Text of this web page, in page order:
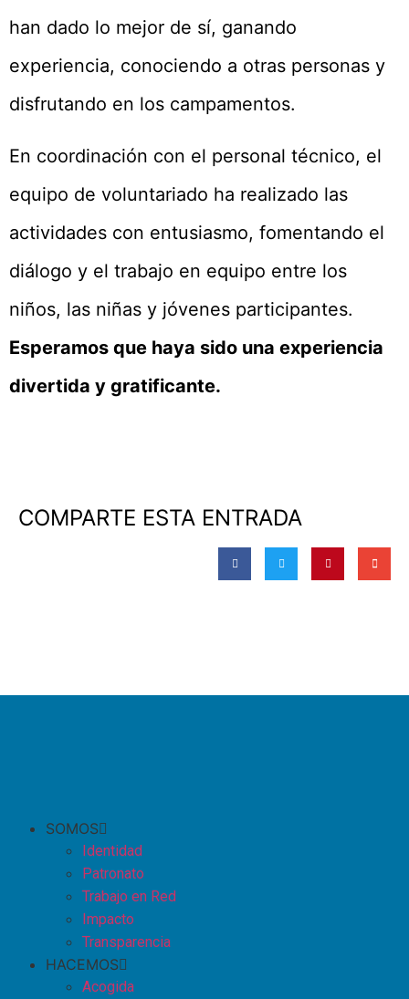
han dado lo mejor de sí, ganando
experiencia, conociendo a otras personas y
disfrutando en los campamentos.
En coordinación con el personal técnico, el
equipo de voluntariado ha realizado las
actividades con entusiasmo, fomentando el
diálogo y el trabajo en equipo entre los
niños, las niñas y jóvenes participantes.
Esperamos que haya sido una experiencia
divertida y gratificante.
COMPARTE ESTA ENTRADA
SOMOS
Identidad
Patronato
Trabajo en Red
Impacto
Transparencia
HACEMOS
Acogida